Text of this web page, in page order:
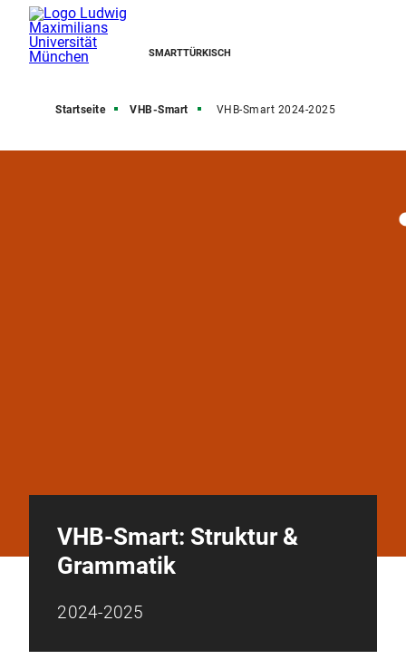
SMARTTÜRKISCH
Startseite VHB-Smart VHB-Smart 2024-2025
VHB-Smart: Struktur &
Grammatik
2024-2025